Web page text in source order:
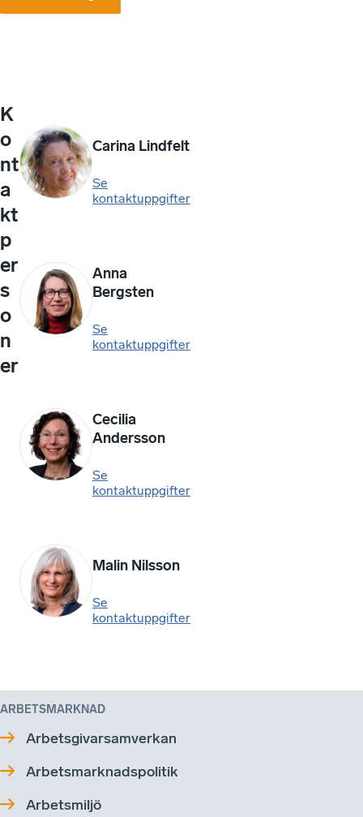
K
o
nt
a
kt
p
er
s
o
n
er
Carina Lindfelt
Se
kontaktuppgifter
Anna
Bergsten
Se
kontaktuppgifter
Cecilia
Andersson
Se
kontaktuppgifter
Malin Nilsson
Se
kontaktuppgifter
ARBETSMARKNAD
Arbetsgivarsamverkan
Arbetsmarknadspolitik
Arbetsmiljö